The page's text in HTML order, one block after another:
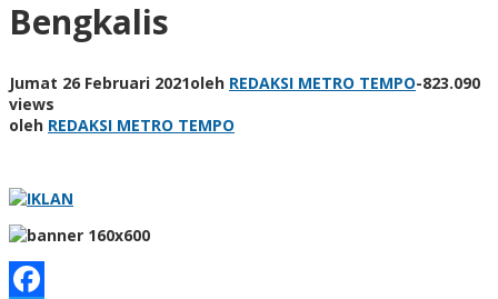
Bengkalis
Jumat 26 Februari 2021oleh REDAKSI METRO TEMPO-823.090
views
oleh REDAKSI METRO TEMPO